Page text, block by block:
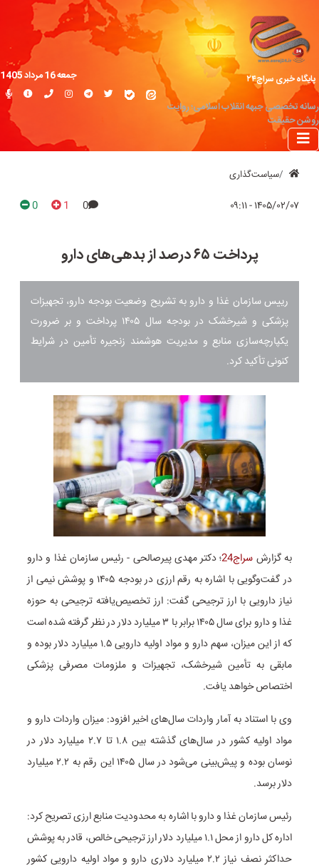
پایگاه خبری سراج۲۴
رسانه تخصصی جبهه انقلاب اسلامی؛ روایت
روشن حقیقت
جمعه 16 مرداد 1405
سیاست‌گذاری
۱۴۰۵/۰۲/۰۷ - ۰۹:۱۱ 0
1
0
پرداخت ۶۵ درصد از بدهی‌های دارو
رییس سازمان غذا و دارو به تشریح وضعیت بودجه دارو، تجهیزات
پزشکی و شیرخشک در بودجه سال ۱۴۰۵ پرداخت و بر ضرورت
یکپارچه‌سازی منابع و مدیریت هوشمند زنجیره تأمین در شرایط
کنونی تأکید کرد.
به گزارش سراج24
؛ دکتر مهدی پیرصالحی - رئیس سازمان غذا و دارو
در گفت‌وگویی
با اشاره به رقم ارزی در بودجه ۱۴۰۵ و پوشش نیمی از
نیاز دارویی با ارز ترجیحی گفت: ارز تخصیص‌یافته ترجیحی به حوزه
غذا و دارو برای سال ۱۴۰۵ برابر با ۳ میلیارد دلار در نظر گرفته شده است
که از این میزان، سهم دارو و مواد اولیه دارویی ۱.۵ میلیارد دلار بوده و
مابقی به تأمین شیرخشک، تجهیزات و ملزومات مصرفی پزشکی
اختصاص خواهد یافت.
وی با استناد به آمار واردات سال‌های اخیر افزود: میزان واردات دارو و
مواد اولیه کشور در سال‌های گذشته بین ۱.۸ تا ۲.۷ میلیارد دلار در
نوسان بوده و پیش‌بینی می‌شود در سال ۱۴۰۵ این رقم به ۲.۲ میلیارد
دلار برسد.
رئیس سازمان غذا و دارو با اشاره به محدودیت منابع ارزی تصریح کرد:
اداره کل دارو از محل ۱.۱ میلیارد دلار ارز ترجیحی خالص، قادر به پوشش
حداکثر نصف نیاز ۲.۲ میلیارد دلاری دارو و مواد اولیه دارویی کشور